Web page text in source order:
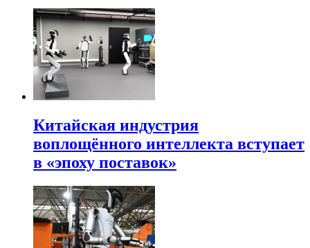
Китайская индустрия
воплощённого интеллекта вступает
в «эпоху поставок»